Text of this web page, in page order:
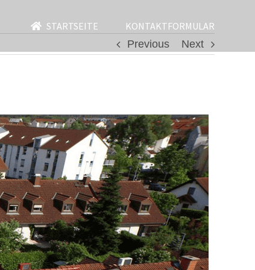
STARTSEITE
KONTAKTFORMULAR
Previous
Next